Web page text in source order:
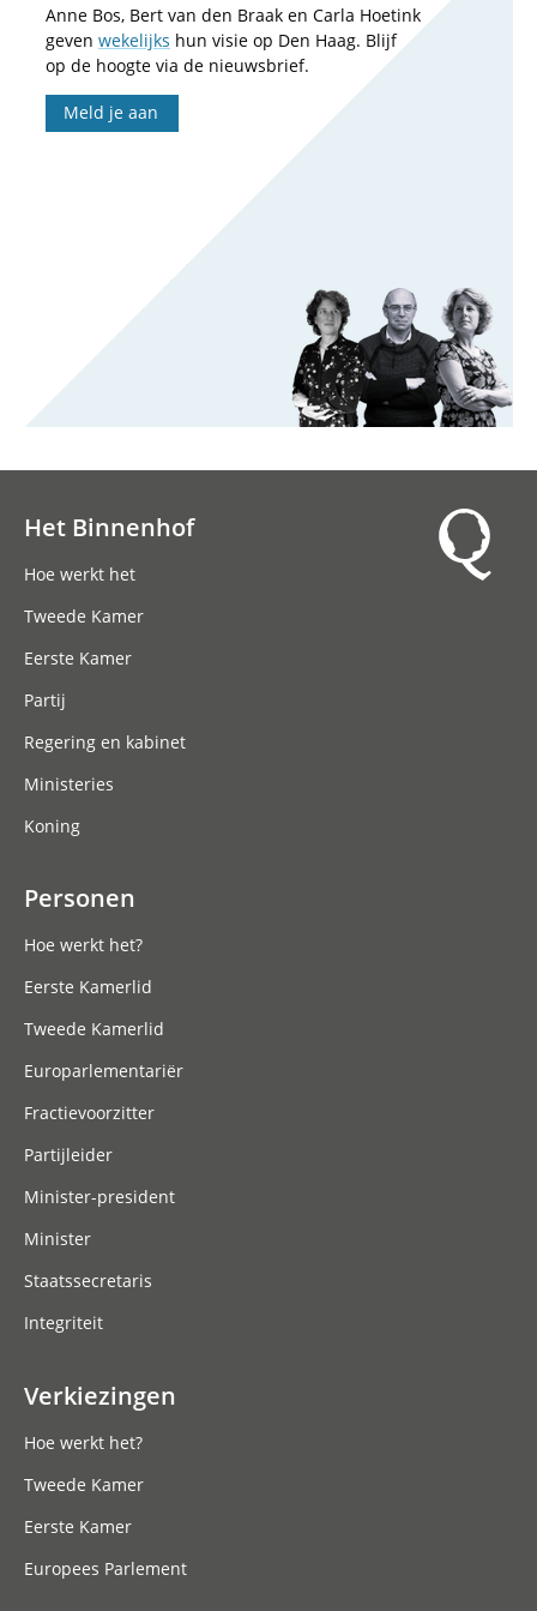
Anne Bos, Bert van den Braak en Carla Hoetink
geven wekelijks hun visie op Den Haag. Blijf
op de hoogte via de nieuwsbrief.
Meld je aan
Het Binnenhof
Hoe werkt het
Tweede Kamer
Eerste Kamer
Partij
Regering en kabinet
Ministeries
Koning
Personen
Hoe werkt het?
Eerste Kamerlid
Tweede Kamerlid
Europarlementariër
Fractievoorzitter
Partijleider
Minister-president
Minister
Staatssecretaris
Integriteit
Verkiezingen
Hoe werkt het?
Tweede Kamer
Eerste Kamer
Europees Parlement